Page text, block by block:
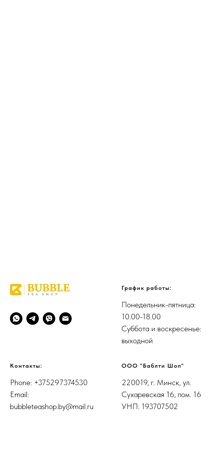
График работы:
Понедельник-пятница:
10.00-18.00
Суббота и воскресенье:
выходной
Контакты:
Phone: +375297374530
Email:
bubbleteashop.by@mail.ru
ООО "Баблти Шоп"
220019, г. Минск, ул.
Сухаревская 16, пом. 16
УНП: 193707502